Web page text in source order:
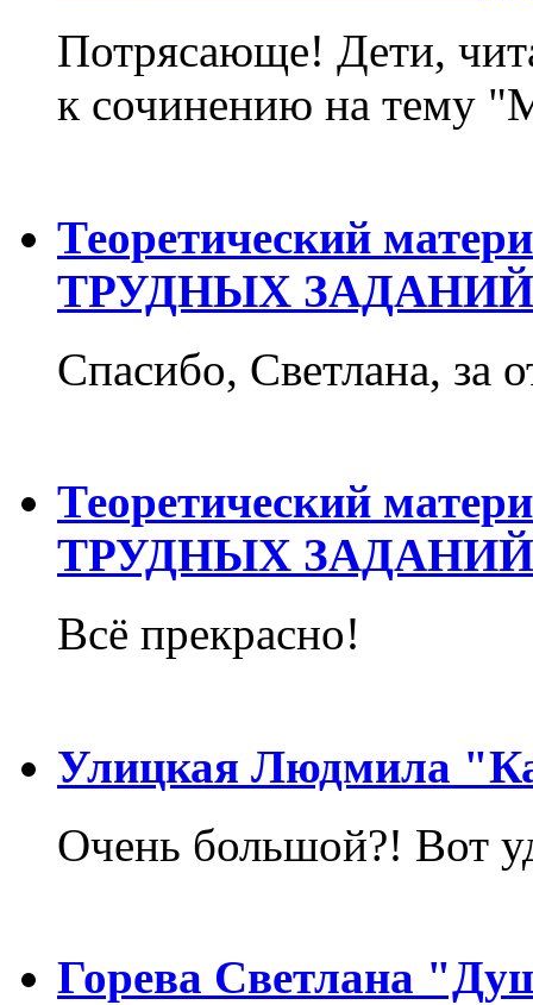
Потрясающе! Дети,
к сочинению на тему
Теоретический
ТРУДНЫХ
Спасибо, Светлана, за
Теоретический
ТРУДНЫХ
Всё прекрасно!
Улицкая Людмила
Очень большой?! Вот
Горева Светлана